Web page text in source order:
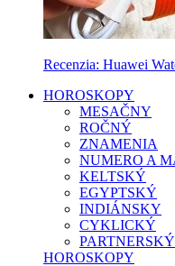
Recenzia: Huawei
HOROSKOPY
MESAČNY
ROČNÝ
ZNAMENIA
NUMERO A
KELTSKÝ
EGYPTSKÝ
INDIÁNSKY
CYKLICKÝ
PARTNERSKÝ
HOROSKOPY